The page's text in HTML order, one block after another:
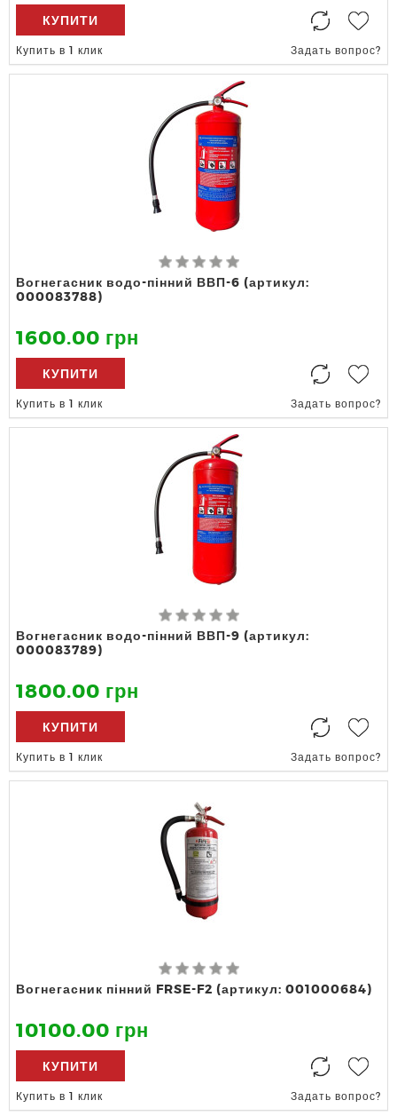
КУПИТИ
Купить в 1 клик Задать вопрос?
Вогнегасник водо-пінний ВВП-6 (артикул:
000083788)
1600.00 грн
КУПИТИ
Купить в 1 клик Задать вопрос?
Вогнегасник водо-пінний ВВП-9 (артикул:
000083789)
1800.00 грн
КУПИТИ
Купить в 1 клик Задать вопрос?
Вогнегасник пінний FRSE-F2 (артикул: 001000684)
10100.00 грн
КУПИТИ
Купить в 1 клик Задать вопрос?